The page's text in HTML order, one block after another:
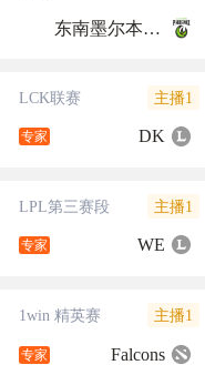
东南墨尔本凤凰
LCK联赛 主播1
专家 DK
LPL第三赛段 主播1
专家 WE
1win 精英赛 主播1
专家 Falcons